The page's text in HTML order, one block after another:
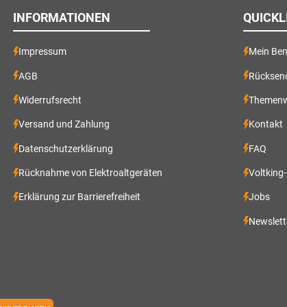
INFORMATIONEN
Impressum
AGB
Widerrufsrecht
Versand und Zahlung
Datenschutzerklärung
Rücknahme von Elektroaltgeräten
Erklärung zur Barrierefreiheit
Mein
Kontakt
FAQ
Jobs